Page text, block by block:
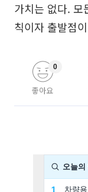
가치는 없다. 모
칙이자 출발점
좋아요
0